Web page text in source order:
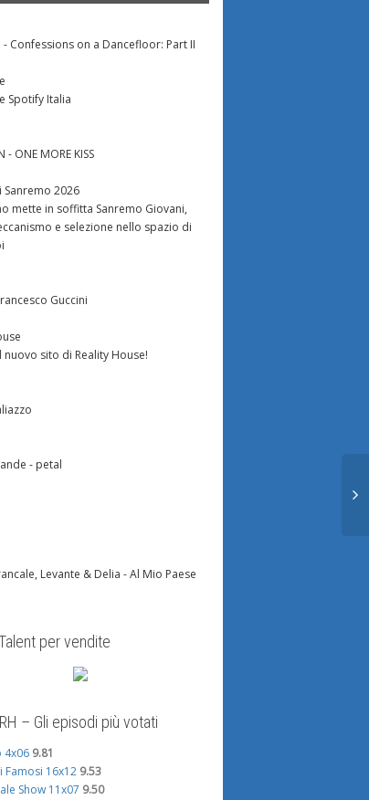
Sozio
img339/9375/mirkokc6.jpg
del Grande
prima
è che oggi
Giorno 73
Confessions on a Dancefloor: Part II
Spotify Italia
- ONE MORE KISS
Sanremo 2026
mette in soffitta Sanremo Giovani,
e selezione nello spazio di
Guccini
nuovo sito di Reality House!
- petal
Levante & Delia - Al Mio Paese
per vendite
– Gli episodi più votati
4x06 9.81
Famosi 16x12 9.53
Show 11x07 9.50